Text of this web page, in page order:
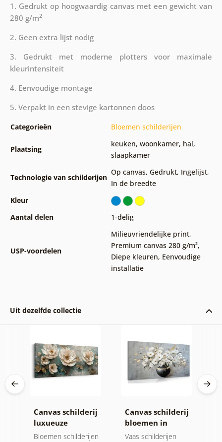
1. Gedrukt op hoogwaardig canvas met een gewicht van
280 g/m2
2. Geen extra lijst nodig
3. Gedrukt met moderne plotters voor maximale
kleurintensiteit
4. Eenvoudige montage
5. Verpakt in een stevige kartonnen doos
Categorieën Bloemen schilderijen
Plaatsing
keuken, woonkamer, hal,
slaapkamer
Technologie van schilderijen
Op canvas, Gedrukt, Ingelijst,
In de breedte
Kleur
Aantal delen
1-delig
USP-voordelen
Milieuvriendelijke print,
Premium canvas 280 g/m²,
Diepe kleuren, Eenvoudige
installatie
Uit dezelfde collectie
Canvas schilderij
luxueuze
bloemenharmonie
Bloemen schilderijen
Canvas schilderij
bloemen in
zwarte vaas
Vaas schilderijen